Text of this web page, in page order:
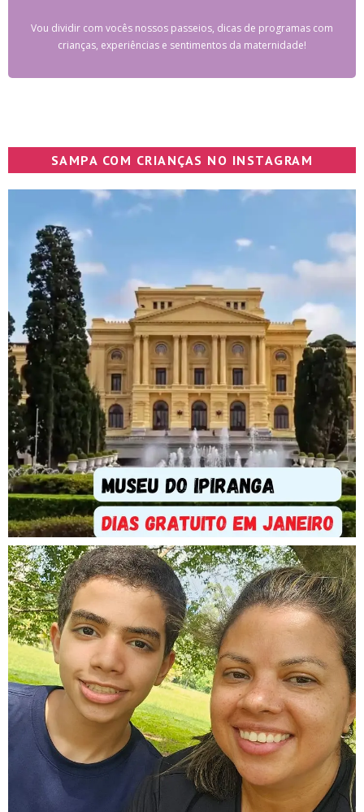
Vou dividir com vocês nossos passeios, dicas de programas com
crianças, experiências e sentimentos da maternidade!
SAMPA COM CRIANÇAS NO INSTAGRAM